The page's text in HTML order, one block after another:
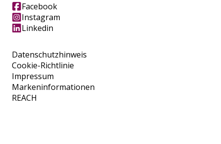
Datenschutzhinweis
Cookie-Richtlinie
Impressum
Markeninformationen
REACH
Facebook
Instagram
Linkedin